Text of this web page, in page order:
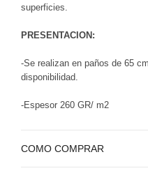
superficies.
PRESENTACION:
-Se realizan en paños de 65
disponibilidad.
-Espesor 260 GR/ m2
COMO COMPRAR